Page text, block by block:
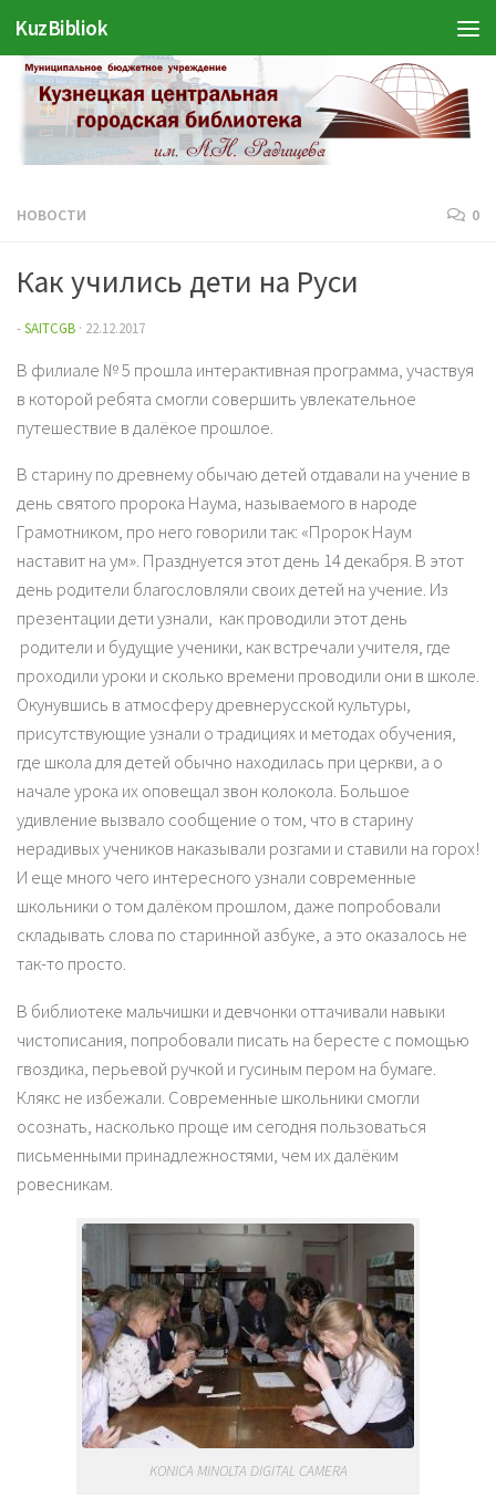
Перейти к содержимому
KuzBibliok
НОВОСТИ 0
Как учились дети на Руси
-SAITCGB · 22.12.2017
В филиале № 5 прошла интерактивная программа, участвуя
в которой ребята смогли совершить увлекательное
путешествие в далёкое прошлое.
В старину по древнему обычаю детей отдавали на учение в
день святого пророка Наума, называемого в народе
Грамотником, про него говорили так: «Пророк Наум
наставит на ум». Празднуется этот день 14 декабря. В этот
день родители благословляли своих детей на учение. Из
презентации дети узнали, как проводили этот день
родители и будущие ученики, как встречали учителя, где
проходили уроки и сколько времени проводили они в школе.
Окунувшись в атмосферу древнерусской культуры,
присутствующие узнали о традициях и методах обучения,
где школа для детей обычно находилась при церкви, а о
начале урока их оповещал звон колокола. Большое
удивление вызвало сообщение о том, что в старину
нерадивых учеников наказывали розгами и ставили на горох!
И еще много чего интересного узнали современные
школьники о том далёком прошлом, даже попробовали
складывать слова по старинной азбуке, а это оказалось не
так-то просто.
В библиотеке мальчишки и девчонки оттачивали навыки
чистописания, попробовали писать на бересте с помощью
гвоздика, перьевой ручкой и гусиным пером на бумаге.
Клякс не избежали. Современные школьники смогли
осознать, насколько проще им сегодня пользоваться
письменными принадлежностями, чем их далёким
ровесникам.
KONICA MINOLTA DIGITAL CAMERA